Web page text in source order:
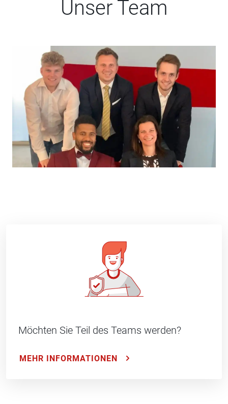
Unser Team
Möchten Sie Teil des Teams werden?
MEHR INFORMATIONEN